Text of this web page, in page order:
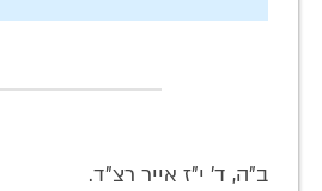
ב"ה, ד' י"ז אייר רצ"ד.